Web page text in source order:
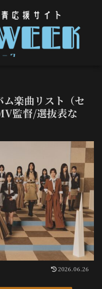
楽曲リスト（セ
監督/選抜表な
2026.06.26